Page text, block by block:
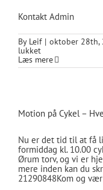
Kontakt Admin
By Leif | oktober 28th,
lukkettil
Ved
problemer
Læs mere
Motion på Cykel –
Nu er det tid til at få
formiddag kl. 10.00
Ørum torv, og vi er
mere inden kan du
21290848Kom og